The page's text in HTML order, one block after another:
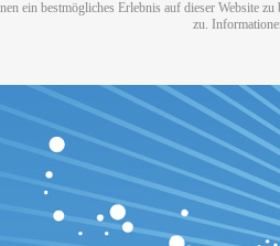
ein bestmögliches Erlebnis auf dieser Website
zu.